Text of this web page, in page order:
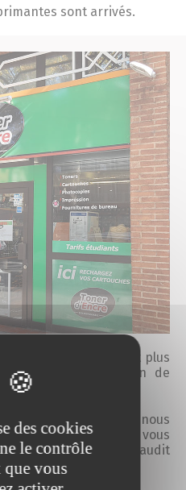
sont arrivés.
d'autant plus
dans la fabrication de
vous invitons à nous
des matériels que vous
et après un audit
des cookies
le contrôle
que vous